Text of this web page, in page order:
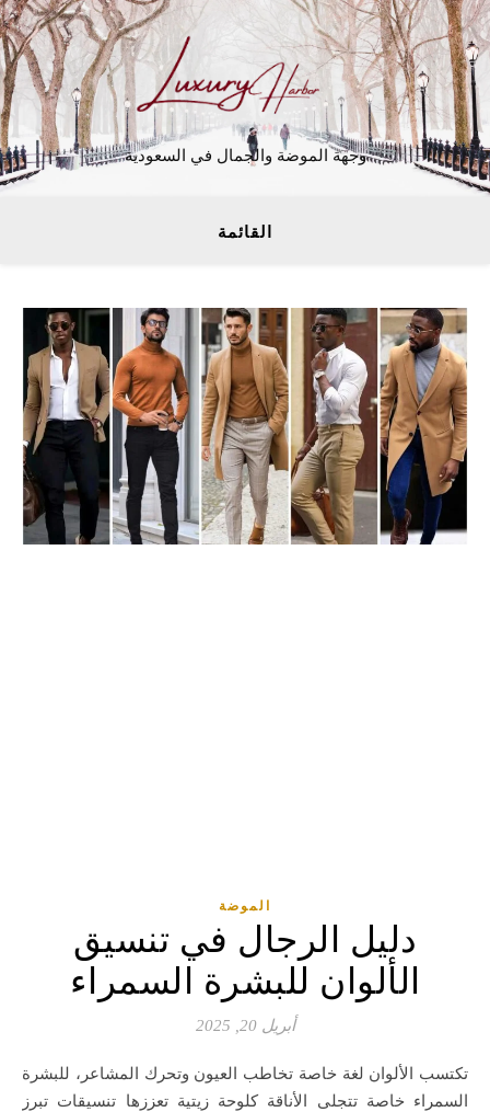
وجهة الموضة والجمال في السعودية
القائمة
الموضة
دليل الرجال في تنسيق
الألوان للبشرة السمراء
أبريل 20, 2025
تكتسب الألوان لغة خاصة تخاطب العيون وتحرك المشاعر، للبشرة
السمراء خاصة تتجلى الأناقة كلوحة زيتية تعززها تنسيقات تبرز